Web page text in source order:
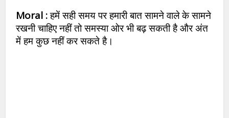
Moral :हमें सही समय पर हमारी बात सामने वाले के सामने
रखनी चाहिए नहीं तो समस्या ओर भी बढ़ सकती है और अंत
में हम कुछ नहीं कर सकते है।